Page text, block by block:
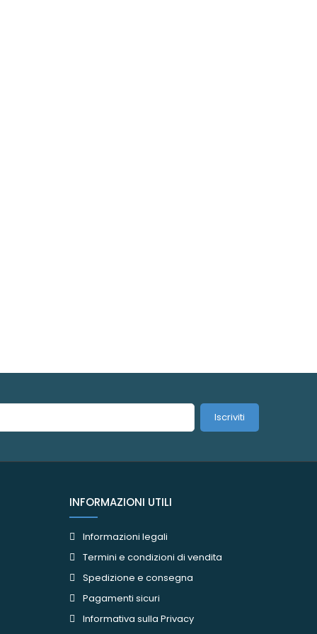
Iscriviti
INFORMAZIONI UTILI
Informazioni legali
Termini e condizioni di vendita
Spedizione e consegna
Pagamenti sicuri
Informativa sulla Privacy